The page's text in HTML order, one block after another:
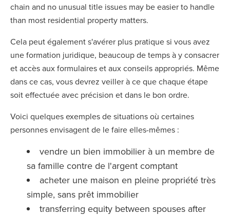
chain and no unusual title issues may be easier to handle
than most residential property matters.
Cela peut également s'avérer plus pratique si vous avez
une formation juridique, beaucoup de temps à y consacrer
et accès aux formulaires et aux conseils appropriés. Même
dans ce cas, vous devrez veiller à ce que chaque étape
soit effectuée avec précision et dans le bon ordre.
Voici quelques exemples de situations où certaines
personnes envisagent de le faire elles-mêmes :
vendre un bien immobilier à un membre de
sa famille contre de l'argent comptant
acheter une maison en pleine propriété très
simple, sans prêt immobilier
transferring equity between spouses after